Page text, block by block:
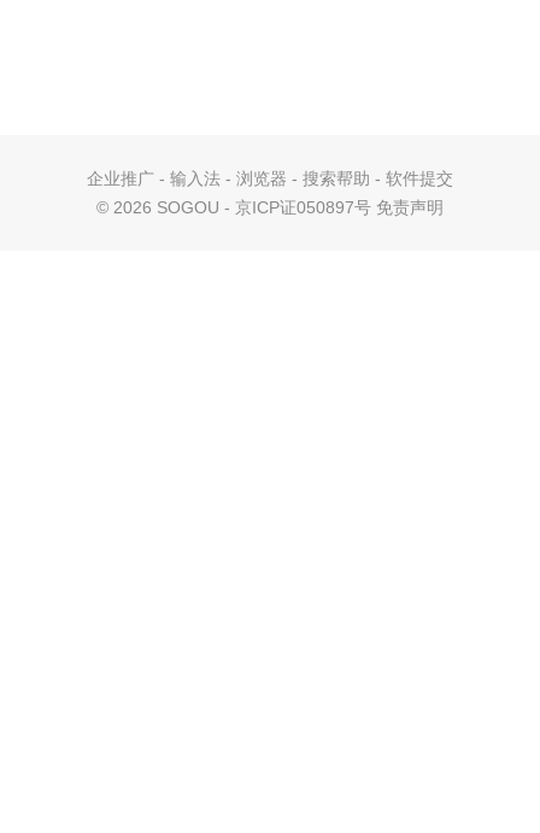
企业推广 - 输入法 - 浏览器 - 搜索帮助 - 软件提交
© 2026 SOGOU - 京ICP证050897号 免责声明